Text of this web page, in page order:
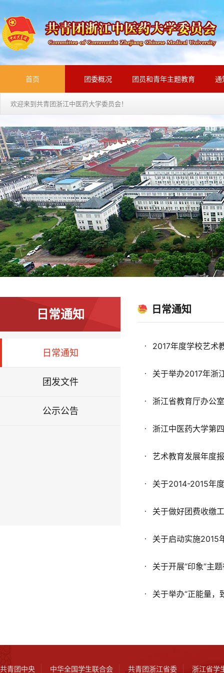
首页 团委概况 团员和青年主题教育 通
欢迎来到共青团浙江中医药大学委员会！
日常通知
日常通知
团发文件
公示公告
日常通知
2017年度学校艺术
关于举办2017年浙
浙江省教育厅办公
浙江中医药大学第
艺术教育发展年度
关于2014-2015年
关于做好团费收缴
关于启动实施2015
关于开展“印象”主
关于举办“正能量，
共青团中央 中华全国学生联合会 共青团浙江省委 浙江省学